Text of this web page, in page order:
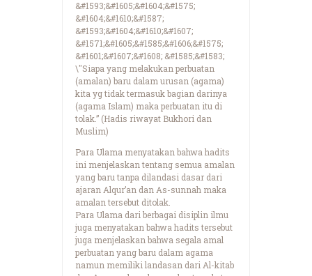
&#1593;&#1605;&#1604;&#1575;
&#1604;&#1610;&#1587;
&#1593;&#1604;&#1610;&#1607;
&#1571;&#1605;&#1585;&#1606;&#1575;
&#1601;&#1607;&#1608; &#1585;&#1583;
\"Siapa yang melakukan perbuatan
(amalan) baru dalam urusan (agama)
kita yg tidak termasuk bagian darinya
(agama Islam) maka perbuatan itu di
tolak.” (Hadis riwayat Bukhori dan
Muslim)
Para Ulama menyatakan bahwa hadits
ini menjelaskan tentang semua amalan
yang baru tanpa dilandasi dasar dari
ajaran Alqur’an dan As-sunnah maka
amalan tersebut ditolak.
Para Ulama dari berbagai disiplin ilmu
juga menyatakan bahwa hadits tersebut
juga menjelaskan bahwa segala amal
perbuatan yang baru dalam agama
namun memiliki landasan dari Al-kitab